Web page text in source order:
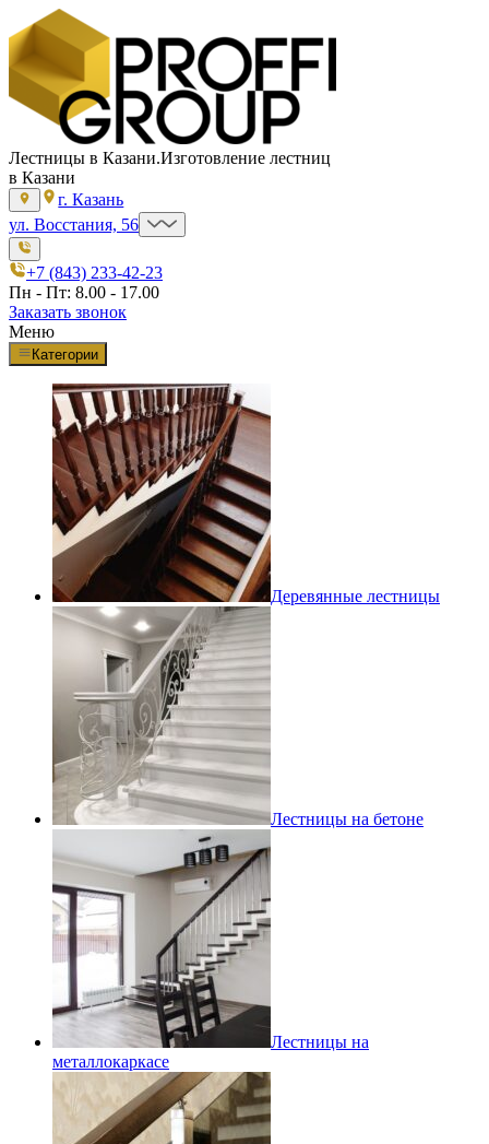
Лестницы в Казани.Изготовление лестниц
в Казани
г. Казань
ул. Восстания, 56
+7 (843) 233-42-23
Пн - Пт: 8.00 - 17.00
Заказать звонок
Меню
Категории
Деревянные лестницы
Лестницы на бетоне
Лестницы на
металлокаркасе